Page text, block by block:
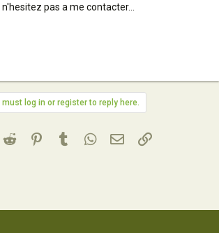
pas a me contacter...
must log in or register to reply here.
Reddit PinterestTumblrWhatsApp
Email Lien